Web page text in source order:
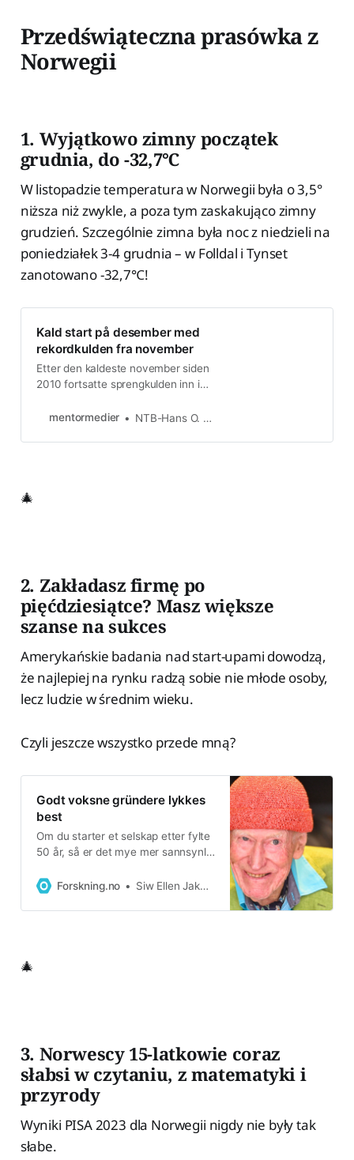
Przedświątecznaprasówkaz
Norwegii
1. Wyjątkowo zimny początek
grudnia, do -32,7℃
W listopadzie temperatura w Norwegii była o 3,5°
niższa niż zwykle, a poza tym zaskakująco zimny
grudzień. Szczególnie zimna była noc z niedzieli na
poniedziałek 3-4 grudnia – w Folldal i Tynset
zanotowano -32,7℃!
Kald start på desember med
rekordkulden fra november
Etter den kaldeste november siden
2010 fortsatte sprengkulden inn i
polare luftmassene har bredt seg
mentormedier NTB-Hans O. Torgersen | NTB Nyheter
🎄
2. Zakładasz firmę po
pięćdziesiątce? Masz większe
szanse na sukces
Amerykańskie badania nad start-upami dowodzą,
że najlepiej na rynku radzą sobie nie młode osoby,
lecz ludzie w średnim wieku.
Czyli jeszcze wszystko przede mną?
Godt voksne gründere lykkes
best
Om du starter et selskap etter fylte
50 år, så er det mye mer sannsynlig
eller en ny tjeneste på markedet.
Forskning.no Siw Ellen Jakobsen
🎄
3. Norwescy 15-latkowie coraz
słabsi w czytaniu, z matematyki i
przyrody
Wyniki PISA 2023 dla Norwegii nigdy nie były tak
słabe.